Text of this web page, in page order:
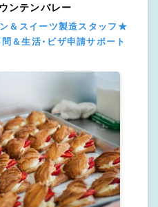
ンテンバレー
ン＆スイーツ製造スタッフ★
＆生活・ビザ申請サポート